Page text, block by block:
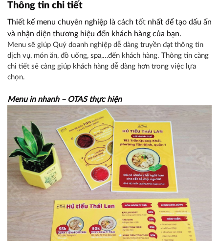
Thông tin chi tiết
Thiết kế menu chuyên nghiệp là cách tốt nhất để tạo dấu ấn
và nhận diện thương hiệu đến khách hàng của bạn.
Menu sẽ giúp Quý doanh nghiệp dễ dàng truyền đạt thông tin
dịch vụ, món ăn, đồ uống, spa,…đến khách hàng. Thông tin càng
chi tiết sẽ càng giúp khách hàng dễ dàng hơn trong việc lựa
chọn.
Menu in nhanh – OTAS thực hiện